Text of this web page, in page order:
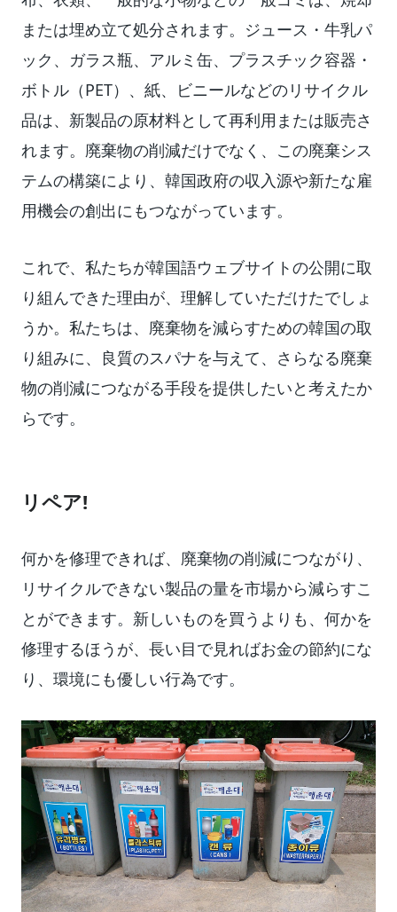
または埋め立て処分されます。ジュース・牛乳パ
ック、ガラス瓶、アルミ缶、プラスチック容器・
ボトル（PET）、紙、ビニールなどのリサイクル
品は、新製品の原材料として再利用または販売さ
れます。廃棄物の削減だけでなく、この廃棄シス
テムの構築により、韓国政府の収入源や新たな雇
用機会の創出にもつながっています。
これで、私たちが韓国語ウェブサイトの公開に取
り組んできた理由が、理解していただけたでしょ
うか。私たちは、廃棄物を減らすための韓国の取
り組みに、良質のスパナを与えて、さらなる廃棄
物の削減につながる手段を提供したいと考えたか
らです。
リペア!
何かを修理できれば、廃棄物の削減につながり、
リサイクルできない製品の量を市場から減らすこ
とができます。新しいものを買うよりも、何かを
修理するほうが、長い目で見ればお金の節約にな
り、環境にも優しい行為です。